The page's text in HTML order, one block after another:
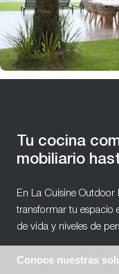
Tu cocina
mobiliario
En La Cuisine Outdoor
transformar tu espacio
de vida y niveles de
Conoce nuestras